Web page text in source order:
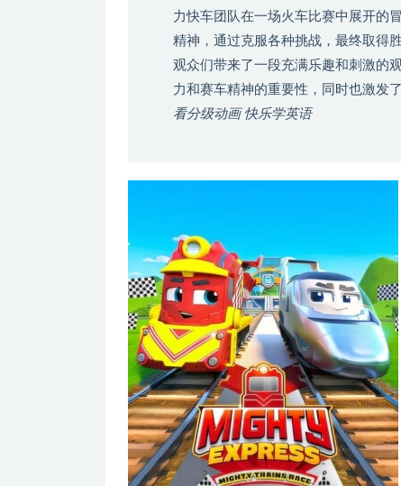
力快车团队在一场火车比赛中展开的
精神，通过克服各种挑战，最终取得
观众们带来了一段充满乐趣和刺激的
力和赛车精神的重要性，同时也激发
看分级动画 快乐学英语